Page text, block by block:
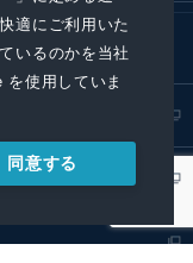
適にご利用いた
いるのかを当社
使用していま
同意する